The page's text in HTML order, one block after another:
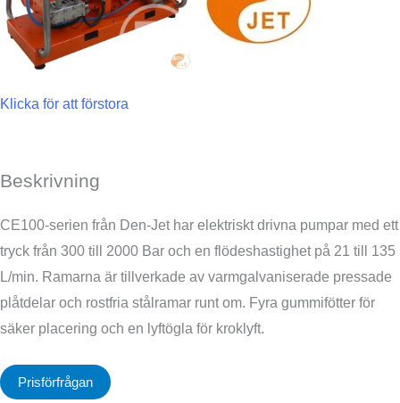
Klicka för att förstora
Beskrivning
CE100-serien från Den-Jet har elektriskt drivna pumpar med ett
tryck från 300 till 2000 Bar och en flödeshastighet på 21 till 135
L/min. Ramarna är tillverkade av varmgalvaniserade pressade
plåtdelar och rostfria stålramar runt om. Fyra gummifötter för
säker placering och en lyftögla för kroklyft.
Prisförfrågan